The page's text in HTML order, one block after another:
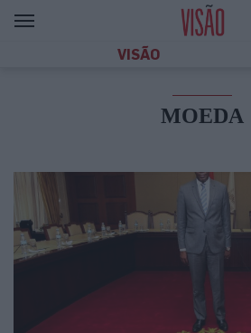
VISÃO
MOEDA